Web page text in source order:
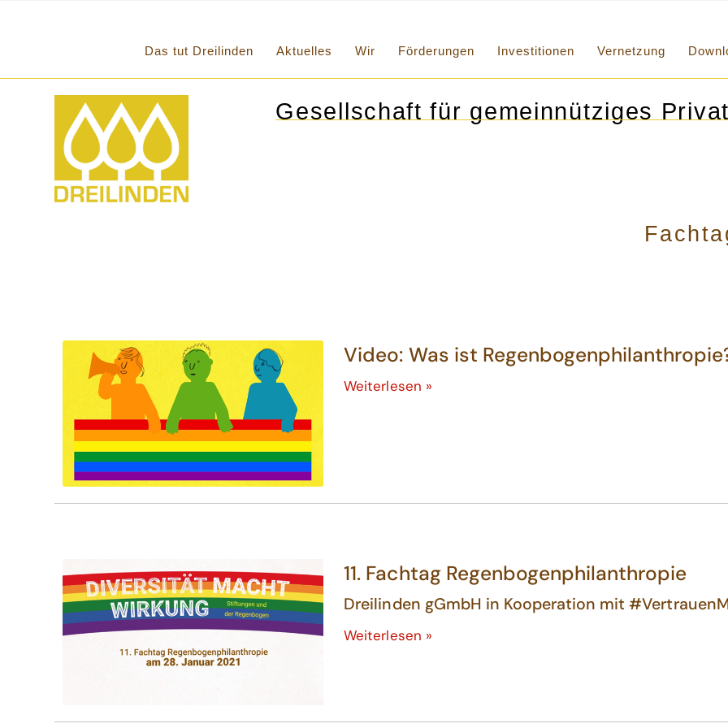
Das tut Dreilinden Aktuelles Wir Förderungen Investitionen Vernetzung
Gesellschaft für gemeinnütziges
Video: Was ist
Weiterlesen »
11. Fachtag Regenbogenphilanthropie
Dreilinden gGmbH in Kooperation mit
Weiterlesen »